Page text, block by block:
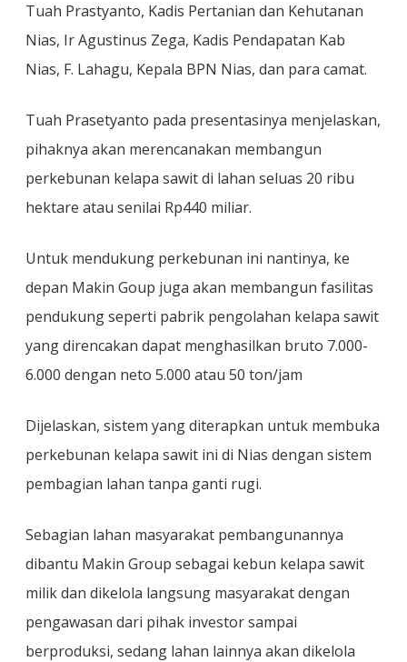
Tuah Prastyanto, Kadis Pertanian dan Kehutanan
Nias, Ir Agustinus Zega, Kadis Pendapatan Kab
Nias, F. Lahagu, Kepala BPN Nias, dan para camat.
Tuah Prasetyanto pada presentasinya menjelaskan,
pihaknya akan merencanakan membangun
perkebunan kelapa sawit di lahan seluas 20 ribu
hektare atau senilai Rp440 miliar.
Untuk mendukung perkebunan ini nantinya, ke
depan Makin Goup juga akan membangun fasilitas
pendukung seperti pabrik pengolahan kelapa sawit
yang direncakan dapat menghasilkan bruto 7.000-
6.000 dengan neto 5.000 atau 50 ton/jam
Dijelaskan, sistem yang diterapkan untuk membuka
perkebunan kelapa sawit ini di Nias dengan sistem
pembagian lahan tanpa ganti rugi.
Sebagian lahan masyarakat pembangunannya
dibantu Makin Group sebagai kebun kelapa sawit
milik dan dikelola langsung masyarakat dengan
pengawasan dari pihak investor sampai
berproduksi, sedang lahan lainnya akan dikelola